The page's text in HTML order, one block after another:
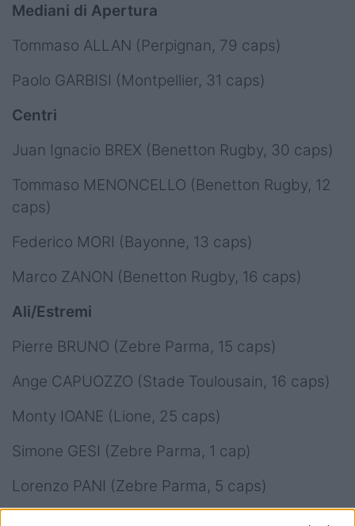
Mediani di Apertura
Tommaso ALLAN (Perpignan, 79 caps)
Paolo GARBISI (Montpellier, 31 caps)
Centri
Juan Ignacio BREX (Benetton Rugby, 30 caps)
Tommaso MENONCELLO (Benetton Rugby, 12
caps)
Federico MORI (Bayonne, 13 caps)
Marco ZANON (Benetton Rugby, 16 caps)
Ali/Estremi
Pierre BRUNO (Zebre Parma, 15 caps)
Ange CAPUOZZO (Stade Toulousain, 16 caps)
Monty IOANE (Lione, 25 caps)
Simone GESI (Zebre Parma, 1 cap)
Lorenzo PANI (Zebre Parma, 5 caps)